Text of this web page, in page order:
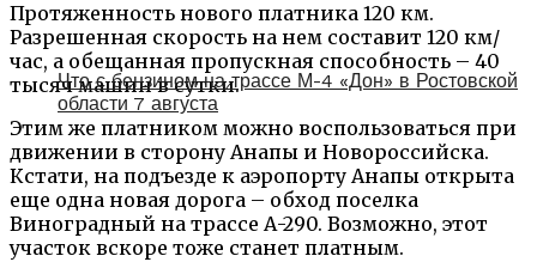
Протяженность нового платника 120 км.
Разрешенная скорость на нем составит 120 км/
час, а обещанная пропускная способность – 40
тысяч машин в сутки.
Этим же платником можно воспользоваться при
движении в сторону Анапы и Новороссийска.
Кстати, на подъезде к аэропорту Анапы открыта
еще одна новая дорога – обход поселка
Виноградный на трассе А-290. Возможно, этот
участок вскоре тоже станет платным.
Что с бензином на трассе М-4 «Дон» в Ростовской
области 7 августа